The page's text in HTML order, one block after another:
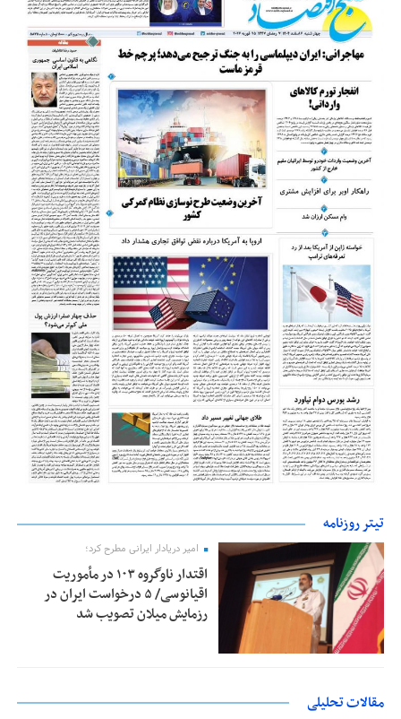
تیتر روزنامه
امیر دریادار ایرانی مطرح کرد؛
اقتدار ناوگروه ۱۰۳ در مأموریت‌
اقیانوسی/ ۵ درخواست ایران در
رزمایش میلان تصویب شد
مقالات تحلیلی